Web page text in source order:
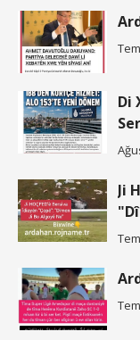
Di
Ji